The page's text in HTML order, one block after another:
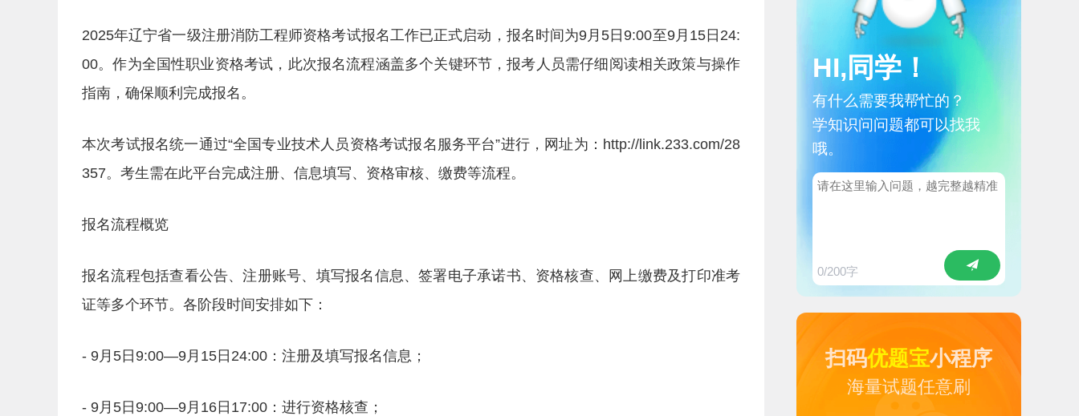
2025年辽宁省一级注册消防工程师资格考试报名工作已正式启动，报名时间为9月5日9:00至9月15日24:
00。作为全国性职业资格考试，此次报名流程涵盖多个关键环节，报考人员需仔细阅读相关政策与操作
指南，确保顺利完成报名。
本次考试报名统一通过“全国专业技术人员资格考试报名服务平台”进行，网址为：http://link.233.com/28
357。考生需在此平台完成注册、信息填写、资格审核、缴费等流程。
报名流程概览
报名流程包括查看公告、注册账号、填写报名信息、签署电子承诺书、资格核查、网上缴费及打印准考
证等多个环节。各阶段时间安排如下：
- 9月5日9:00—9月15日24:00：注册及填写报名信息；
- 9月5日9:00—9月16日17:00：进行资格核查；
HI,同学！
有什么需要我帮忙的？
学知识问问题都可以找我
哦。
0/200字
扫码优题宝小程序
海量试题任意刷